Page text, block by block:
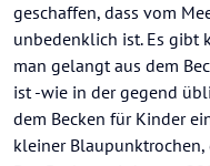
geschaffen, dass vom
unbedenklich ist. Es gibt
man gelangt aus dem
ist -wie in der gegend
dem Becken für Kinder
kleiner